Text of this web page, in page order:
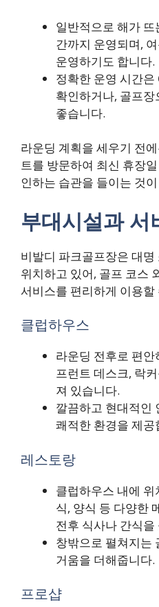
일반적으로 해가
간까지 운영되며,
운영하기도 합니다.
정확한 운영 시간
확인하거나, 골프
좋습니다.
라운딩 계획을 세우기 전
트를 방문하여 최신 휴장
인하는 습관을 들이는 것
부대시설과 서
비발디 파크골프장은 대
위치하고 있어, 골프 코스
서비스를 편리하게 이용할
클럽하우스
라운딩 전후로 편
프런트 데스크, 락
져 있습니다.
깔끔하고 현대적인
쾌적한 환경을 제공
레스토랑
클럽하우스 내에
식, 양식 등 다양한
전후 식사나 간식
창밖으로 펼쳐지는
거움을 더해줍니다.
프로샵